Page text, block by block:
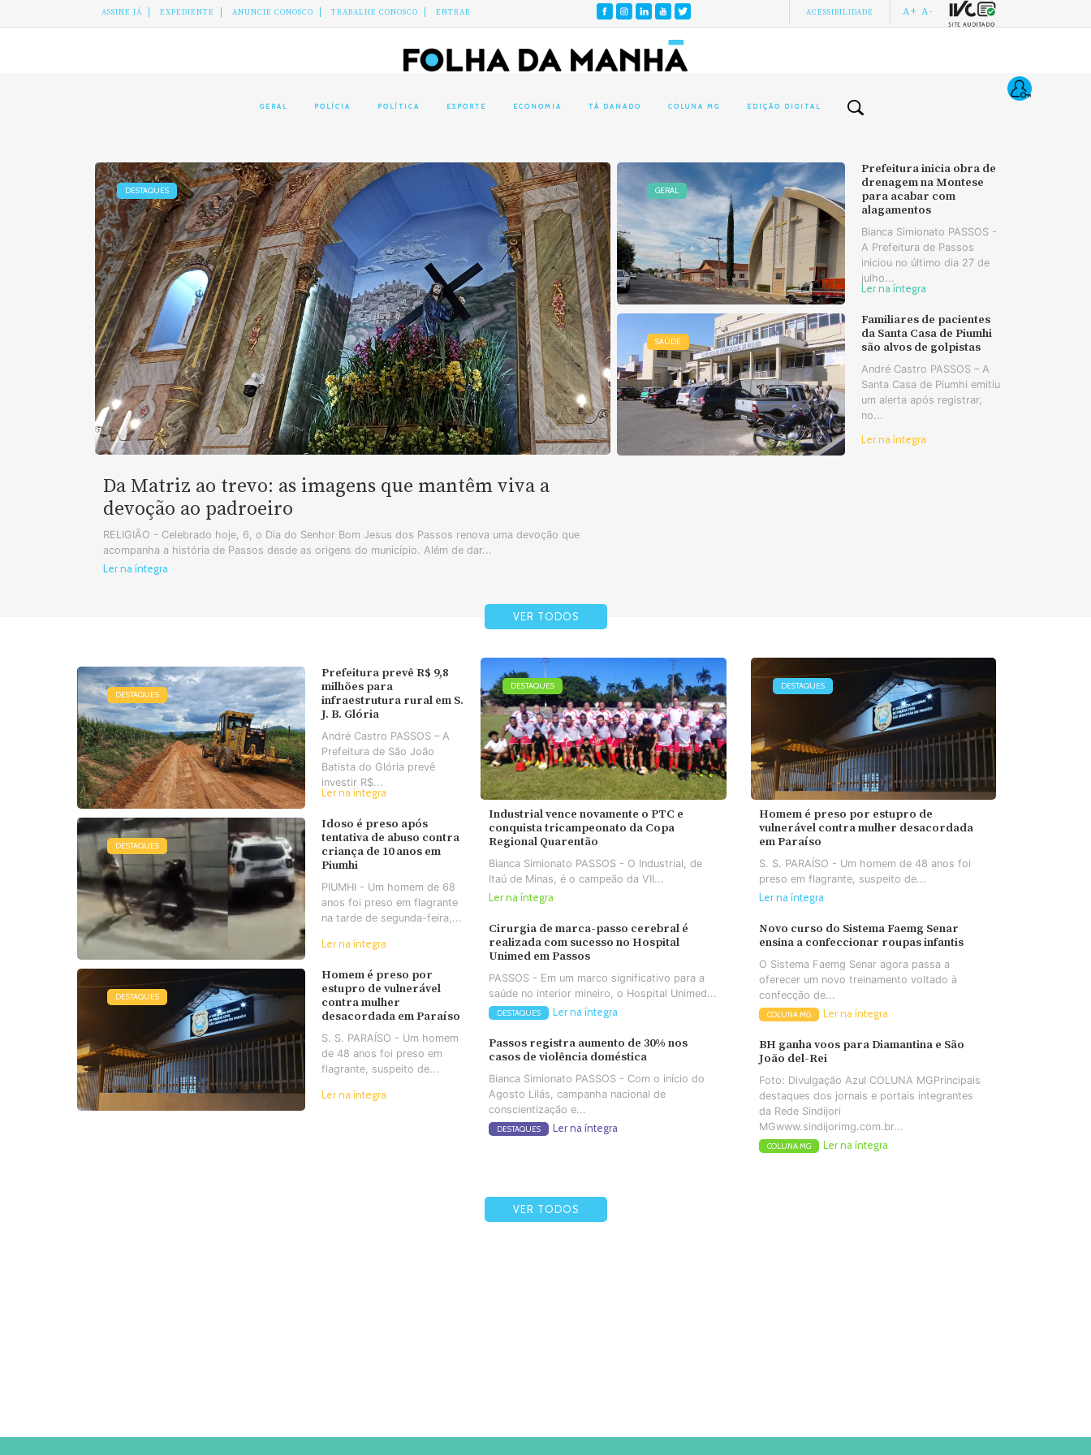
ASSINE JÁ EXPEDIENTE ANUNCIE CONOSCO TRABALHE CONOSCO ENTRAR ACESSIBILIDADE A+ A-
GERAL POLÍCIA POLÍTICA ESPORTE ECONOMIA TÁ DANADO COLUNA MG EDIÇÃO DIGITAL
DESTAQUES
Da Matriz ao trevo: as imagens que mantêm viva a
devoção ao padroeiro
RELIGIÃO - Celebrado hoje, 6, o Dia do Senhor Bom Jesus dos Passos renova uma devoção que
acompanha a história de Passos desde as origens do município. Além de dar...
Ler na íntegra
GERAL
Prefeitura inicia obra de
drenagem na Montese
para acabar com
alagamentos
Bianca Simionato PASSOS -
A Prefeitura de Passos
iniciou no último dia 27 de
julho...
Ler na íntegra
SAÚDE
Familiares de pacientes
da Santa Casa de Piumhi
são alvos de golpistas
André Castro PASSOS – A
Santa Casa de Piumhi emitiu
um alerta após registrar,
no...
Ler na íntegra
VER TODOS
DESTAQUES
Prefeitura prevê R$ 9,8
milhões para
infraestrutura rural em S.
J. B. Glória
André Castro PASSOS – A
Prefeitura de São João
Batista do Glória prevê
investir R$...
Ler na íntegra
DESTAQUES
Idoso é preso após
tentativa de abuso contra
criança de 10 anos em
Piumhi
PIUMHI - Um homem de 68
anos foi preso em flagrante
na tarde de segunda-feira,...
Ler na íntegra
DESTAQUES
Homem é preso por
estupro de vulnerável
contra mulher
desacordada em Paraíso
S. S. PARAÍSO - Um homem
de 48 anos foi preso em
flagrante, suspeito de...
Ler na íntegra
DESTAQUES
Industrial vence novamente o PTC e
conquista tricampeonato da Copa
Regional Quarentão
Bianca Simionato PASSOS - O Industrial, de
Itaú de Minas, é o campeão da VII...
Ler na íntegra
Cirurgia de marca-passo cerebral é
realizada com sucesso no Hospital
Unimed em Passos
PASSOS - Em um marco significativo para a
saúde no interior mineiro, o Hospital Unimed...
DESTAQUES Ler na íntegra
Passos registra aumento de 30% nos
casos de violência doméstica
Bianca Simionato PASSOS - Com o início do
Agosto Lilás, campanha nacional de
conscientização e...
DESTAQUES Ler na íntegra
DESTAQUES
Homem é preso por estupro de
vulnerável contra mulher desacordada
em Paraíso
S. S. PARAÍSO - Um homem de 48 anos foi
preso em flagrante, suspeito de...
Ler na íntegra
Novo curso do Sistema Faemg Senar
ensina a confeccionar roupas infantis
O Sistema Faemg Senar agora passa a
oferecer um novo treinamento voltado à
confecção de...
COLUNA MG Ler na íntegra
BH ganha voos para Diamantina e São
João del-Rei
Foto: Divulgação Azul COLUNA MGPrincipais
destaques dos jornais e portais integrantes
da Rede Sindijori
MGwww.sindijorimg.com.br...
COLUNA MG Ler na íntegra
VER TODOS